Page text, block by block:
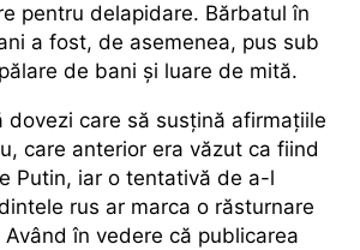
pentru delapidare. Bărbatul în
a fost, de asemenea, pus sub
de bani și luare de mită.
dovezi care să susțină afirmațiile
care anterior era văzut ca fiind
Putin, iar o tentativă de a-l
rus ar marca o răsturnare
în vedere că publicarea